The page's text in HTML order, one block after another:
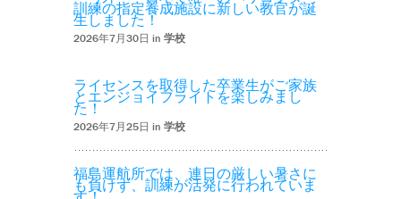
訓練の指定養成施設に新しい教官が誕
生しました！
2026年7月30日 in 学校
ライセンスを取得した卒業生がご家族
とエンジョイフライトを楽しみまし
た！
2026年7月25日 in 学校
福島運航所では、連日の厳しい暑さに
も負けず、訓練が活発に行われていま